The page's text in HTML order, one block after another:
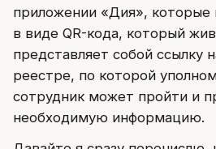
приложении «Дия»,
в виде QR-кода, который
представляет собой ссылку
реестре, по которой
сотрудник может пройти и
необходимую информацию.